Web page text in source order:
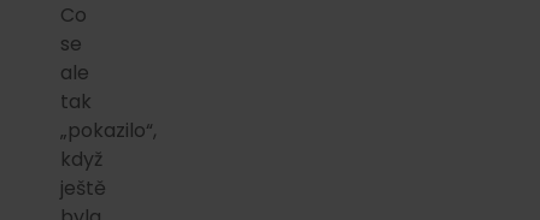
Co
se
ale
tak
„pokazilo“,
když
ještě